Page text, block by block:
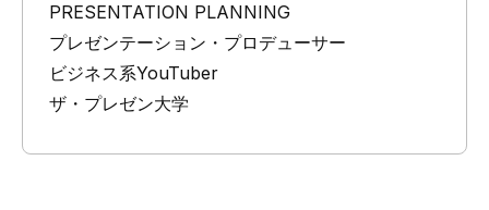
PRESENTATION PLANNING
プレゼンテーション・プロデューサー
ビジネス系YouTuber
ザ・プレゼン大学